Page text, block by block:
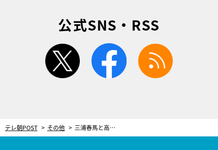
公式SNS・RSS
twitter facebook
テレ朝POST その他 三浦春馬と高橋克実の“童貞”が世間にバレて大ピンチ⁈『オトナ高校』が学級閉鎖！